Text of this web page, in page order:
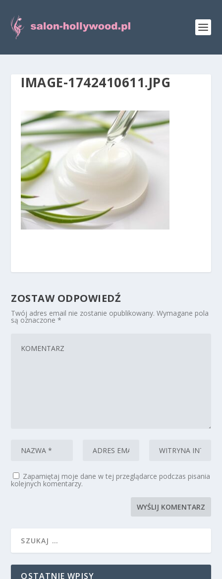
IMAGE-1742410611.JPG
ZOSTAW ODPOWIEDŹ
Twój adres email nie zostanie opublikowany. Wymagane pola
są oznaczone*
Zapamiętaj moje dane w tej przeglądarce podczas pisania
kolejnych komentarzy.
OSTATNIE WPISY